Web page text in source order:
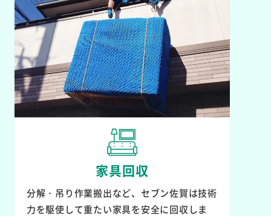
家具回収
分解・吊り作業搬出など、セブン佐賀は技術
力を駆使して重たい家具を安全に回収しま